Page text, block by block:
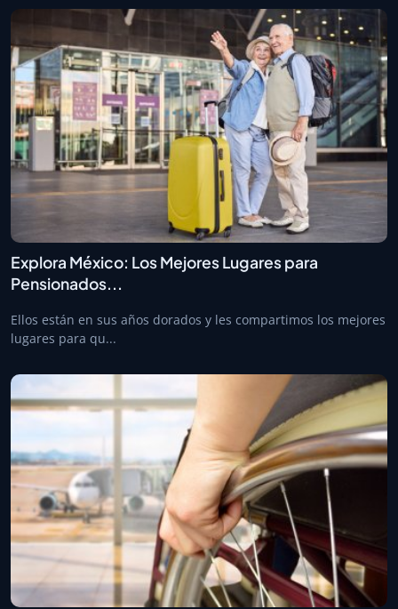
Explora México: Los Mejores Lugares para
Pensionados...
Ellos están en sus años dorados y les compartimos los mejores
lugares para qu...